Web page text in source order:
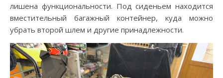
лишена функциональности. Под сиденьем находится
вместительный багажный контейнер, куда можно
убрать второй шлем и другие принадлежности.